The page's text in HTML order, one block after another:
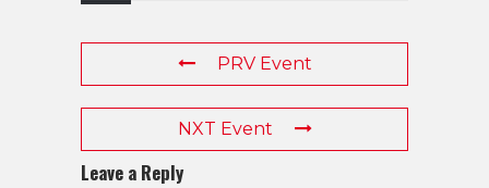
PRV Event
NXT Event
Leave a Reply